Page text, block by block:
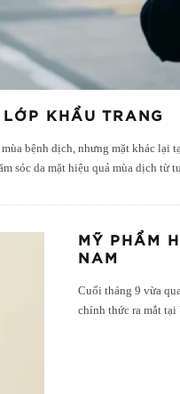
KHẨU TRANG
bệnh dịch, nhưng mặt khác
sóc da mặt hiệu quả mùa dịch từ
MỸ PHẨM
NAM
Cuối tháng 9 vừa
chính thức ra mắt